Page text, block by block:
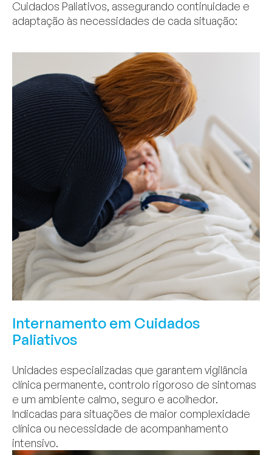
Cuidados Paliativos, assegurando continuidade e
adaptação às necessidades de cada situação:
Internamento em Cuidados
Paliativos
Unidades especializadas que garantem vigilância
clínica permanente, controlo rigoroso de sintomas
e um ambiente calmo, seguro e acolhedor.
Indicadas para situações de maior complexidade
clínica ou necessidade de acompanhamento
intensivo.